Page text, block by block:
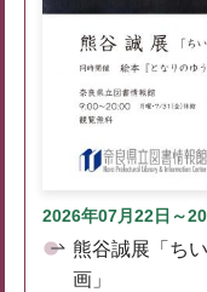
2026年07月22日～
熊谷誠展「ち
画」